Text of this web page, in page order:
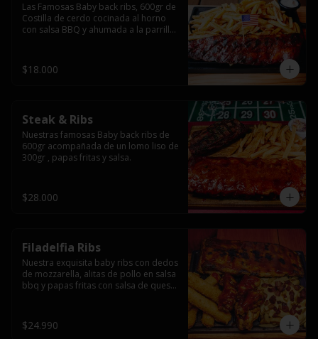
Las Famosas Baby back ribs, 600gr de
Costilla de cerdo cocinada al horno
con salsa BBQ y ahumada a la parrilla
$18.000
Steak & Ribs
Nuestras famosas Baby back ribs de
600gr acompañada de un lomo liso de
300gr , papas fritas y salsa.
$28.000
Filadelfia Ribs
Nuestra exquisita baby ribs con dedos
de mozzarella, alitas de pollo en salsa
bbq y papas fritas con salsa de queso
$24.990